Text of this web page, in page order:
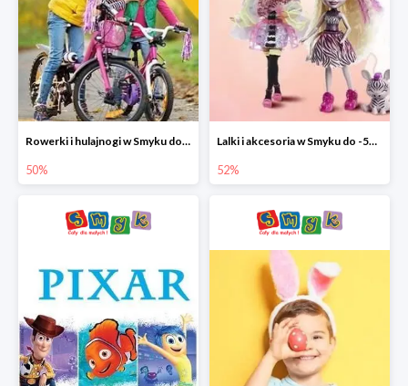
Rowerki i hulajnogi w Smyku do -50%
50%
Lalki i akcesoria w Smyku do -52%
52%